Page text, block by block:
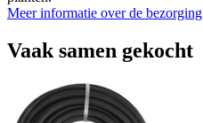
Meer informatie over de bezorging
Vaak samen gekocht